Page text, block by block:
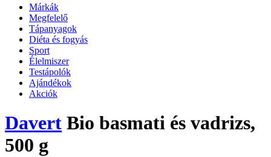
Márkák
Megfelelő
Tápanyagok
Diéta és fogyás
Sport
Élelmiszer
Testápolók
Ajándékok
Akciók
Davert Bio basmati és vadrizs,
500 g